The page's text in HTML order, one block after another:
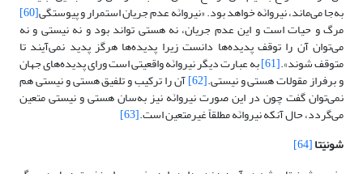
به‌جا ‌می‌ماند، نیروانَه خواهد بود. «نیروانَه عدم جریان استمرار و پیوستگی[60]
مرگ و حیات است و این عدم جریان، نه هستی تواند بود و نه نیستی و نه
‌می‌توان آن را توقف پدیده‌ها دانست زیرا پدیده‌ها هرگز پدید نمی‌آیند تا
متوقف شوند».[61] به عبارت دیگر نیروانَه واقعیتی است ورای پدیده‌های جهان
و برفراز مقولات هستی و نیستی.[62] آن را ترکیب و تلفیق هستی و نیستی هم
نمی‌توان گفت چون در این صورت نیروانَه نیز به‌سان هستی و نیستی متعین
‌می‌گردد، حال آنکه نیروانَه مطلقاً غیرمتعین است.[63]
شونیَتا[64]